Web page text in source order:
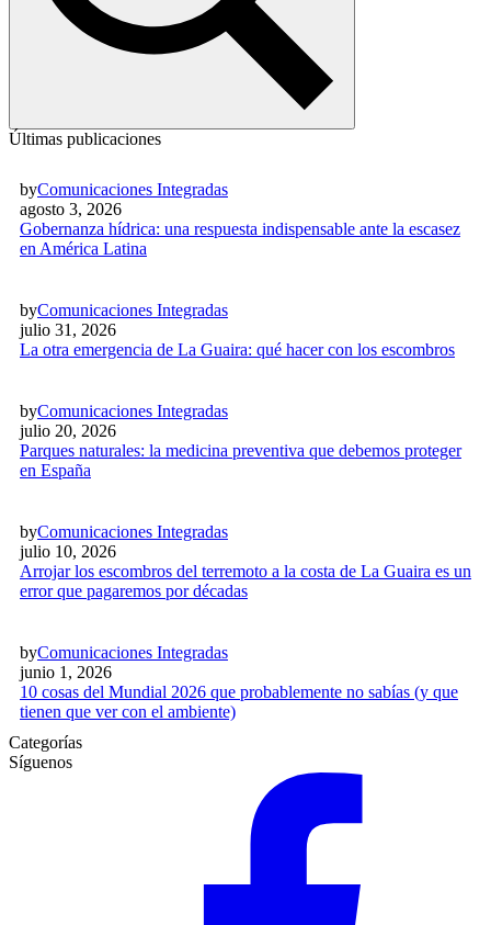
Últimas publicaciones
byComunicaciones Integradas
agosto 3, 2026
Gobernanza hídrica: una respuesta indispensable ante la escasez
en América Latina
byComunicaciones Integradas
julio 31, 2026
La otra emergencia de La Guaira: qué hacer con los escombros
byComunicaciones Integradas
julio 20, 2026
Parques naturales: la medicina preventiva que debemos proteger
en España
byComunicaciones Integradas
julio 10, 2026
Arrojar los escombros del terremoto a la costa de La Guaira es un
error que pagaremos por décadas
byComunicaciones Integradas
junio 1, 2026
10 cosas del Mundial 2026 que probablemente no sabías (y que
tienen que ver con el ambiente)
Categorías
Síguenos